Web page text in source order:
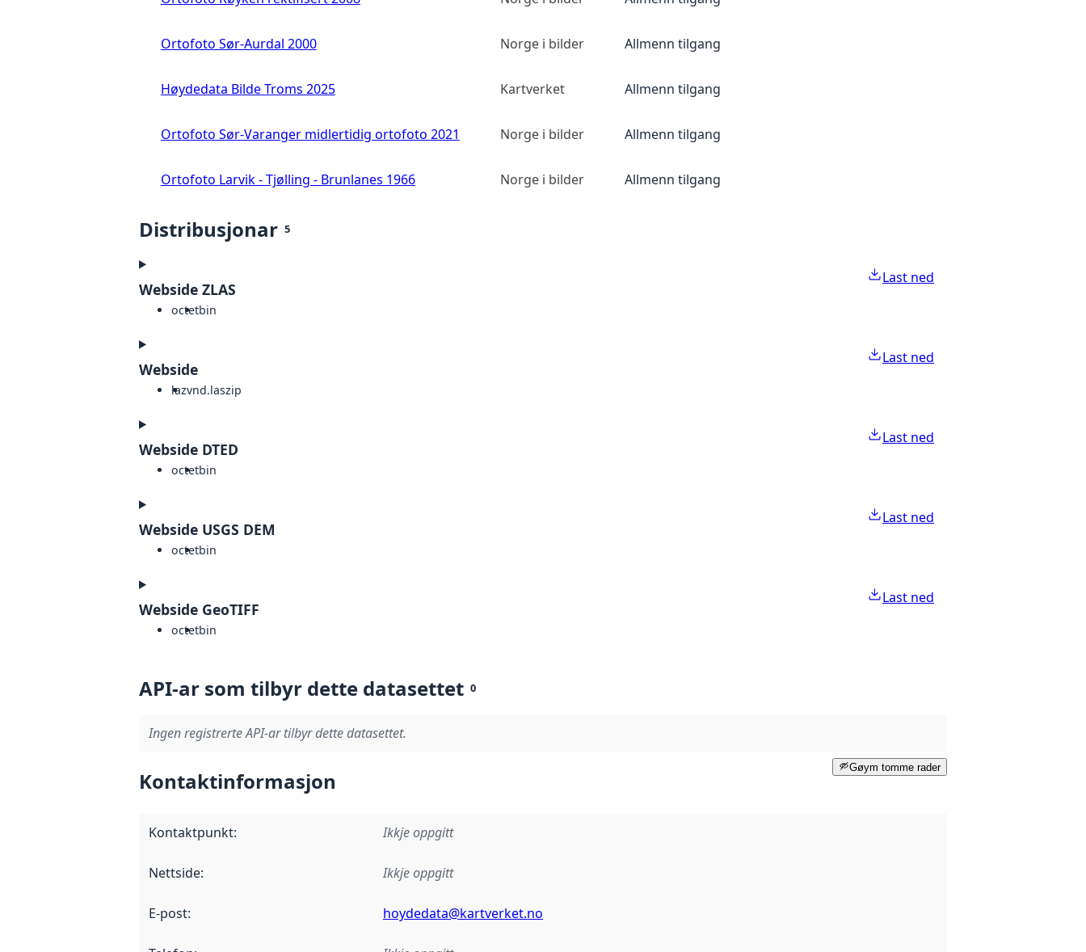
Ortofoto Sør-Aurdal 2000 Norge i bilder Allmenn tilgang
Høydedata Bilde Troms 2025 Kartverket Allmenn tilgang
Ortofoto Sør-Varanger midlertidig ortofoto 2021 Norge i bilder Allmenn tilgang
Ortofoto Larvik - Tjølling - Brunlanes 1966 Norge i bilder Allmenn tilgang
Distribusjonar 5
Webside ZLAS
octetbin
Last ned
Webside
lazvnd.laszip
Last ned
Webside DTED
octetbin
Last ned
Webside USGS DEM
octetbin
Last ned
Webside GeoTIFF
octetbin
Last ned
API-ar som tilbyr dette datasettet 0
Ingen registrerte API-ar tilbyr dette datasettet.
Gøym tomme rader
Kontaktinformasjon
Kontaktpunkt: Ikkje oppgitt
Nettside: Ikkje oppgitt
E-post: hoydedata@kartverket.no